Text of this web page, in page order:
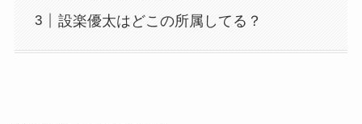
設楽優太はどこの所属してる？